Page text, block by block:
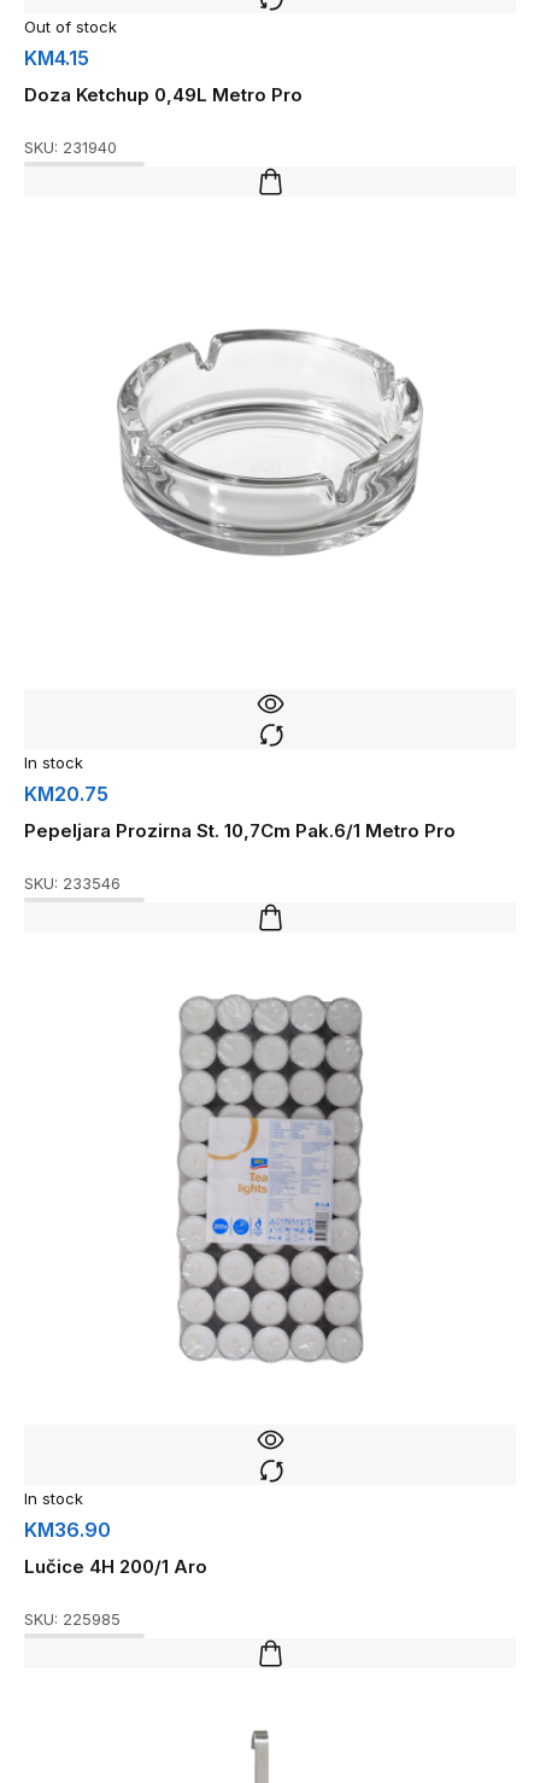
Out of stock
KM4.15
Doza Ketchup 0,49L Metro Pro
SKU: 231940
In stock
KM20.75
Pepeljara Prozirna St. 10,7Cm Pak.6/1 Metro Pro
SKU: 233546
In stock
KM36.90
Lučice 4H 200/1 Aro
SKU: 225985